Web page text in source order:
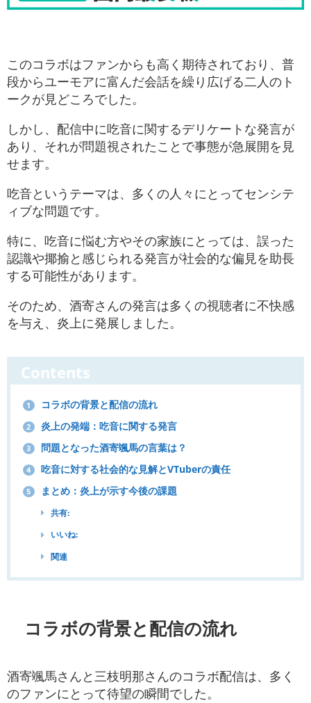
このコラボはファンからも高く期待されており、普
段からユーモアに富んだ会話を繰り広げる二人のト
ークが見どころでした。
しかし、配信中に吃音に関するデリケートな発言が
あり、それが問題視されたことで事態が急展開を見
せます。
吃音というテーマは、多くの人々にとってセンシテ
ィブな問題です。
特に、吃音に悩む方やその家族にとっては、誤った
認識や揶揄と感じられる発言が社会的な偏見を助長
する可能性があります。
そのため、酒寄さんの発言は多くの視聴者に不快感
を与え、炎上に発展しました。
Contents
1 コラボの背景と配信の流れ
2 炎上の発端：吃音に関する発言
3 問題となった酒寄颯馬の言葉は？
4 吃音に対する社会的な見解とVTuberの責任
5 まとめ：炎上が示す今後の課題
共有:
いいね:
関連
コラボの背景と配信の流れ
酒寄颯馬さんと三枝明那さんのコラボ配信は、多く
のファンにとって待望の瞬間でした。